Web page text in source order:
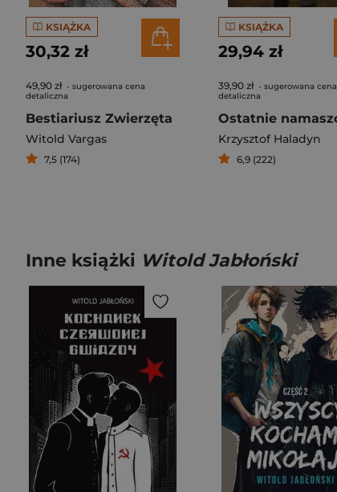
KSIĄŻKA
30,32 zł
49,90 zł - sugerowana cena
detaliczna
Bestiariusz Zwierzęta
Witold Vargas
7,5 (174)
KSIĄŻKA
29,94 zł
39,90 zł - sugerowana cena
detaliczna
Krzysztof Haladyn
6,9 (222)
Inne książki Witold Jabłoński